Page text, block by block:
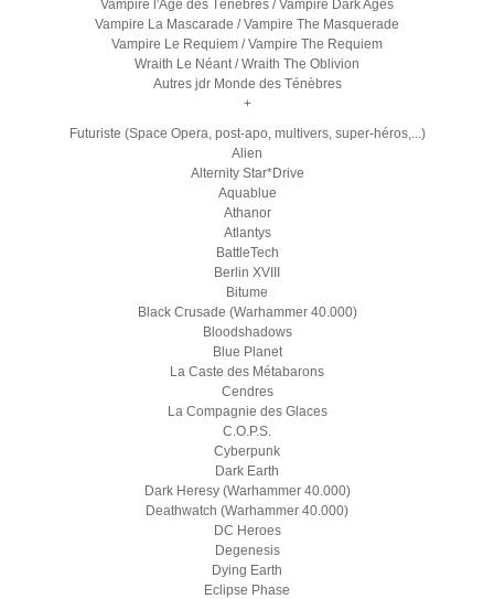
Vampire l'Age des Ténèbres / Vampire Dark Ages
Vampire La Mascarade / Vampire The Masquerade
Vampire Le Requiem / Vampire The Requiem
Wraith Le Néant / Wraith The Oblivion
Autres jdr Monde des Ténèbres
+
Futuriste (Space Opera, post-apo, multivers, super-héros,...)
Alien
Alternity Star*Drive
Aquablue
Athanor
Atlantys
BattleTech
Berlin XVIII
Bitume
Black Crusade (Warhammer 40.000)
Bloodshadows
Blue Planet
La Caste des Métabarons
Cendres
La Compagnie des Glaces
C.O.P.S.
Cyberpunk
Dark Earth
Dark Heresy (Warhammer 40.000)
Deathwatch (Warhammer 40.000)
DC Heroes
Degenesis
Dying Earth
Eclipse Phase